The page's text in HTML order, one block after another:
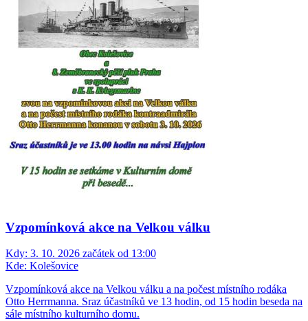
Vzpomínková akce na Velkou válku
Kdy: 3. 10. 2026 začátek od 13:00
Kde: Kolešovice
Vzpomínková akce na Velkou válku a na počest místního rodáka
Otto Herrmanna. Sraz účastníků ve 13 hodin, od 15 hodin beseda na
sále místního kulturního domu.